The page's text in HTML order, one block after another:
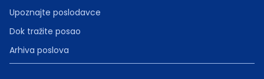
Upoznajte poslodavce
Dok tražite posao
Arhiva poslova